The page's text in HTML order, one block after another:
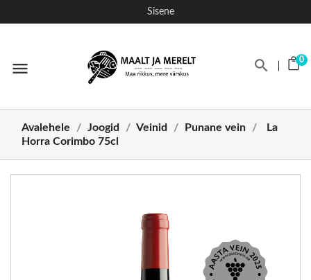
Sisene
menu 0
Avalehele Joogid Veinid Punane vein
La
Horra Corimbo 75cl